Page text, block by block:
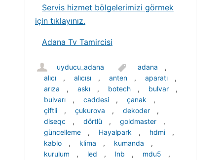
Servis hizmet bölgelerimizi görmek
için tıklayınız.
Adana Tv Tamircisi
uyducu_adana adana
,
alıcı
, alıcısı , anten , aparatı
,
arıza
, askı , botech , bulvar
,
bulvarı
, caddesi , çanak
,
çiftli
, çukurova , dekoder
,
diseqc
, dörtlü , goldmaster
,
güncelleme
, Hayalpark , hdmi
,
kablo
, klima , kumanda
,
kurulum
, led , lnb , mdu5
,